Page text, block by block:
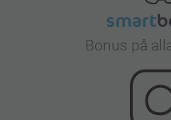
Bonus på